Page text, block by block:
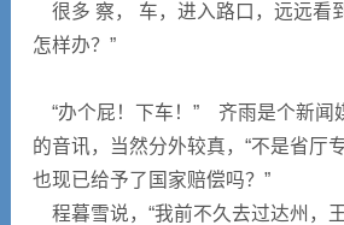
很多 察， 车，进入路口，远远看
怎样办？”
“办个屁！下车！” 齐雨是个新闻
的音讯，当然分外较真，“不是省厅
也现已给予了国家赔偿吗？”
程暮雪说，“我前不久去过达州，